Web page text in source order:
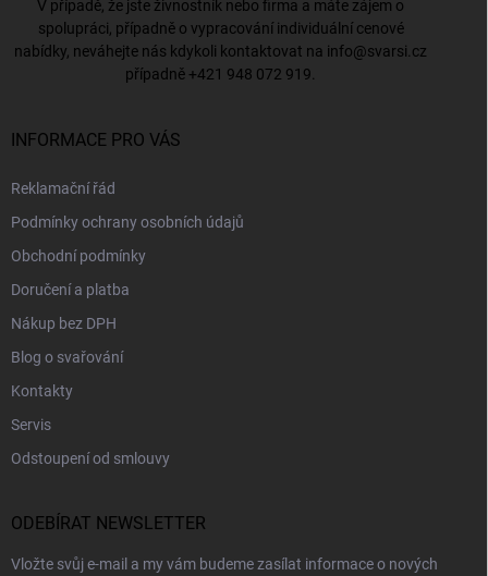
V případě, že jste živnostník nebo firma a máte zájem o
spolupráci, případně o vypracování individuální cenové
nabídky, neváhejte nás kdykoli kontaktovat na info@svarsi.cz
případně +421 948 072 919
INFORMACE PRO VÁS
Reklamační řád
Podmínky ochrany osobních údajů
Obchodní podmínky
Doručení a platba
Nákup bez DPH
Blog o svařování
Kontakty
Servis
Odstoupení od smlouvy
ODEBÍRAT NEWSLETTER
Vložte svůj e-mail a my vám budeme zasílat informace o nových